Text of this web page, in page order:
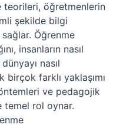
teorileri, öğretmenlerin
şekilde bilgi
Öğrenme
insanların nasıl
nasıl
birçok farklı yaklaşımı
ve pedagojik
temel rol oynar.